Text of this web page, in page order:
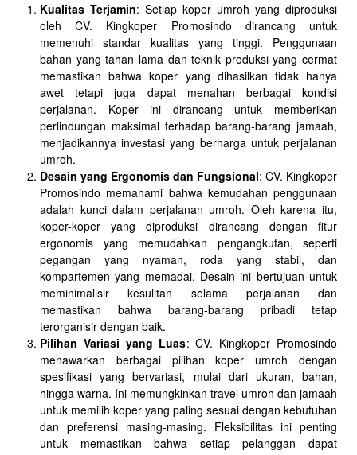
Kualitas Terjamin: Setiap koper umroh yang diproduksi
oleh CV. Kingkoper Promosindo dirancang untuk
memenuhi standar kualitas yang tinggi. Penggunaan
bahan yang tahan lama dan teknik produksi yang cermat
memastikan bahwa koper yang dihasilkan tidak hanya
awet tetapi juga dapat menahan berbagai kondisi
perjalanan. Koper ini dirancang untuk memberikan
perlindungan maksimal terhadap barang-barang jamaah,
menjadikannya investasi yang berharga untuk perjalanan
umroh.
Desain yang Ergonomis dan Fungsional: CV. Kingkoper
Promosindo memahami bahwa kemudahan penggunaan
adalah kunci dalam perjalanan umroh. Oleh karena itu,
koper-koper yang diproduksi dirancang dengan fitur
ergonomis yang memudahkan pengangkutan, seperti
pegangan yang nyaman, roda yang stabil, dan
kompartemen yang memadai. Desain ini bertujuan untuk
meminimalisir kesulitan selama perjalanan dan
memastikan bahwa barang-barang pribadi tetap
terorganisir dengan baik.
Pilihan Variasi yang Luas: CV. Kingkoper Promosindo
menawarkan berbagai pilihan koper umroh dengan
spesifikasi yang bervariasi, mulai dari ukuran, bahan,
hingga warna. Ini memungkinkan travel umroh dan jamaah
untuk memilih koper yang paling sesuai dengan kebutuhan
dan preferensi masing-masing. Fleksibilitas ini penting
untuk memastikan bahwa setiap pelanggan dapat